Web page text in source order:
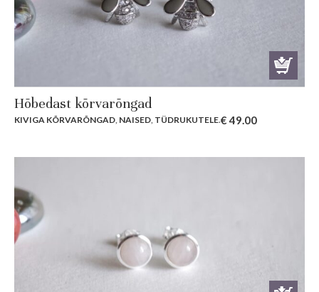
Hõbedast kõrvarõngad
KIVIGA KÕRVARÕNGAD, NAISED, TÜDRUKUTELE.€49.00